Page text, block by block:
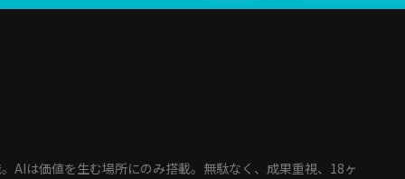
AIは価値を生む場所にのみ搭載。無駄なく、成果重視、18ヶ